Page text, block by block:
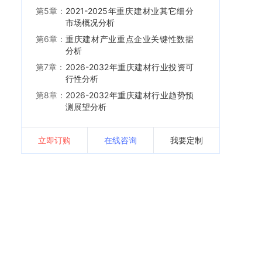
第5章： 2021-2025年重庆建材业其它细分
市场概况分析
第6章： 重庆建材产业重点企业关键性数据
分析
第7章： 2026-2032年重庆建材行业投资可
行性分析
第8章： 2026-2032年重庆建材行业趋势预
测展望分析
立即订购 在线咨询 我要定制